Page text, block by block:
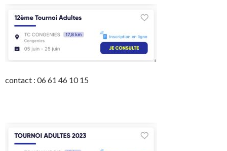
contact : 06 61 46 10 15